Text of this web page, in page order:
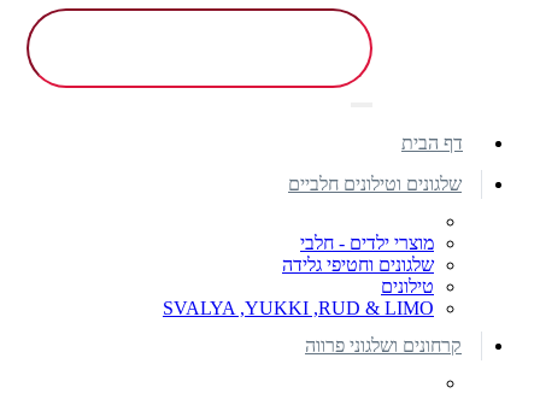
דף הבית
שלגונים וטילונים חלביים
מוצרי ילדים - חלבי
שלגונים וחטיפי גלידה
טילונים
SVALYA ,YUKKI ,RUD & LIMO
קרחונים ושלגוני פרווה